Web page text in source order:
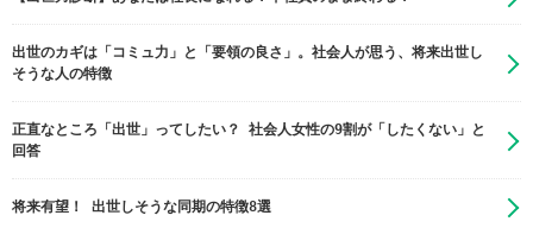
出世のカギは「コミュ力」と「要領の良さ」。社会人が思う、将来出世し
そうな人の特徴
正直なところ「出世」ってしたい？ 社会人女性の9割が「したくない」と
回答
将来有望！ 出世しそうな同期の特徴8選